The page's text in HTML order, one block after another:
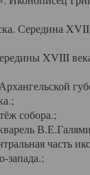
Середина
XVIII
собора.;
часть
запада.;